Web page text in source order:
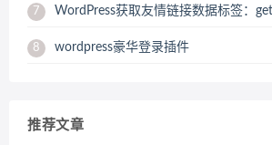
7 WordPress获取友情链接数据标签：
8 wordpress豪华登录插件
推荐文章